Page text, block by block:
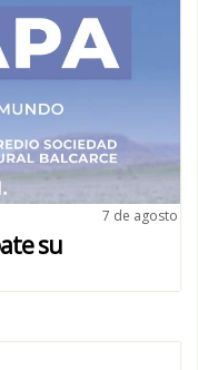
7 de agosto
su